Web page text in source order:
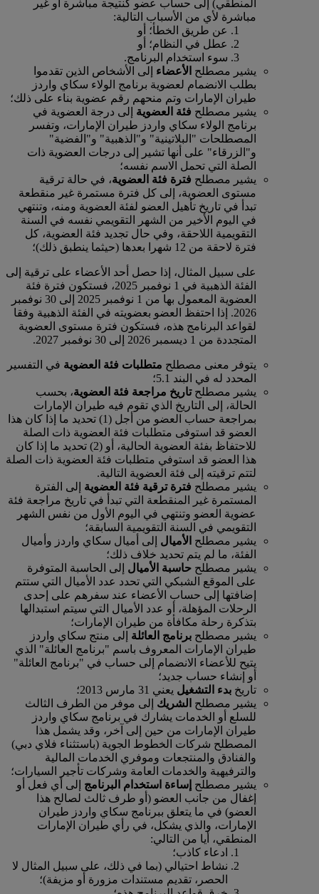
المنطقي) إلى حساب عضو كنتيجة مباشرة أو غير
مباشرة لأي من الأسباب التالية:
عن طريق الخطأ؛ أو
عطل في النظام؛ أو
سوء استخدام البرنامج.
يشير مصطلح الأعضاء إلى الأشخاص الذين تقدموا
بطلب الانضمام لعضوية برنامج الولاء سكاي واردز
طيران الإمارات وتم منحهم رقم عضوية بناء على ذلك؛
يشير مصطلح فئة العضوية إلى درجة العضوية في
برنامج الولاء سكاي واردز طيران الإمارات، وتفسر
المصطلحات "البلاتينية" و"الذهبية" و"الفضية"
و"الزرقاء" على أنها تشير إلى درجات العضوية ذات
الصلة التي تحمل الاسم نفسه؛
يشير مصطلح فترة فئة العضوية، في حالة ترقية
مستوى العضوية، إلى كل فترة مستمرة غير منقطعة
تبدأ في تاريخ تأهيل العضو لفئة العضوية ومنه، وتنتهي
في اليوم الأخير من الشهر التقويمي نفسه في السنة
التقويمية اللاحقة، وفي حال تجديد فئة العضوية، كل
فترة لاحقة من 12 شهرا بعدها (حيثما ينطبق ذلك)؛
على سبيل المثال، إذا حصل أحد الأعضاء على ترقية إلى
الفئة الذهبية في 1 نوفمبر 2025، فستكون فترة فئة
العضوية المعمول بها من 1 نوفمبر 2025 إلى 30 نوفمبر
2026. إذا احتفظ العضو بعضويته في الفئة الذهبية وفقا
لقواعد البرنامج هذه، فستكون فترة مستوى العضوية
المتجددة من 1 ديسمبر 2026 إلى 30 نوفمبر 2027.
يتوفر معنى مصطلح متطلبات فئة العضوية في التفسير
المحدد له في البند 5.1؛
يشير مصطلحتاريخ مراجعة فئة العضوية، بحسب
الحالة، إلى التاريخ الذي تقوم فيه طيران الإمارات
بمراجعة حساب العضو من أجل (1) تحديد ما إذا كان هذا
العضو قد استوفى متطلبات فئة العضوية ذات الصلة
للاحتفاظ بفئة العضوية الحالية، أو (2) تحديد ما إذا كان
هذا العضو قد استوفي متطلبات فئة العضوية ذات الصلة
لتتم ترقيته إلى فئة العضوية التالية.
يشير مصطلح فترة ترقية فئة العضوية إلى الفترة
المستمرة غير المنقطعة التي تبدأ في تاريخ مراجعة فئة
عضوية العضو وتنتهي في اليوم الأول من نفس الشهر
التقويمي في السنة التقويمية السابقة؛
يشير مصطلح الأميال إلى أميال سكاي واردز وأميال
الفئة، ما لم يتم تحديد خلاف ذلك؛
يشير مصطلح حاسبة الأميال إلى الحاسبة المتوفرة
على الموقع الشبكي التي تحدد عدد الأميال التي ستتم
إضافتها إلى حساب الأعضاء عند سفرهم على إحدى
الرحلات المؤهلة، أو عدد الأميال التي سيتم استبدالها
بتذكرة رحلة مكافأة من طيران الإمارات؛
يشير مصطلح برنامج العائلة إلى منتج سكاي واردز
طيران الإمارات المعروف باسم "برنامج العائلة" الذي
يتيح للأعضاء الانضمام إلى حساب في "برنامج العائلة"
أو إنشاء حساب جديد؛
تاريخ بدء التشغيل يعني 31 مارس 2013؛
يشير مصطلح الشريك إلى موفر من الطرف الثالث
للسلع أو الخدمات يشارك في برنامج سكاي واردز
طيران الإمارات من حين إلى آخر، وقد يشمل هذا
المصطلح شركات الخطوط الجوية (باستثناء فلاي دبي)
والفنادق والمنتجعات وموفري الخدمات المالية
والترفيهية والخدمات العامة وشركات تأجير السيارات؛
يشير مصطلح إساءة استخدام البرنامج إلى أي فعل أو
إغفال من جانب العضو (أو طرف ثالث لصالح هذا
العضو) في ما يتعلق ببرنامج سكاي واردز طيران
الإمارات، والذي يشكل، في رأي طيران الإمارات
المنطقي، أيا من التالي:
ادعاء كاذب؛
نشاط احتيالي (بما في ذلك، على سبيل المثال لا
الحصر، تقديم مستندات مزورة أو مزيفة)؛